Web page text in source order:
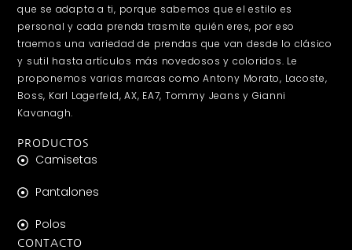
que se adapta a ti, porque sabemos que el estilo es
personal y cada prenda trasmite quién eres, por eso
traemos una variedad de prendas que van desde lo clásico
y sutil hasta artículos más novedosos y coloridos. Le
proponemos varias marcas como Antony Morato, Lacoste,
Boss, Karl Lagerfeld, AX, EA7, Tommy Jeans y Gianni
Kavanagh.
PRODUCTOS
Camisetas
Pantalones
Polos
CONTACTO